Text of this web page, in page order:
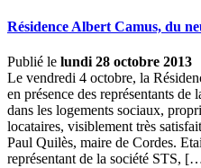
Résidence Albert Camus, du
Publié le lundi 28 octobre 2013
Le vendredi 4 octobre, la
en présence des représentants de
dans les logements sociaux,
locataires, visiblement très
Paul Quilès, maire de Cordes.
représentant de la société STS,